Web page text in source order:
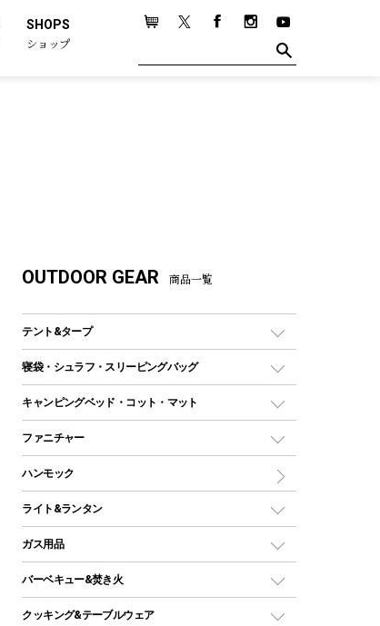
SHOPS
ショップ
OUTDOOR GEAR 商品一覧
テント&タープ
テント
ツールームテント
ワンポールテント
シェルターテント
ロッジ型・オリジナルテント
タープ
寝袋・シュラフ・スリーピングバッグ
レクタングラー型（封筒型）シュラフ
インナーシュラフ
キャンピングベッド・コット・マット
キャンピングベッド・コット
インフレータブルマット
ファニチャー
アウトドアテーブル
レジャーシート
ハンモック
ライト&ランタン
LEDランタン
ガスランタン
オイルランタン
ガス用品
ガスバーナー
バーベキュー&焚き火
バーベキューコンロ、グリル
クッキング&テーブルウェア